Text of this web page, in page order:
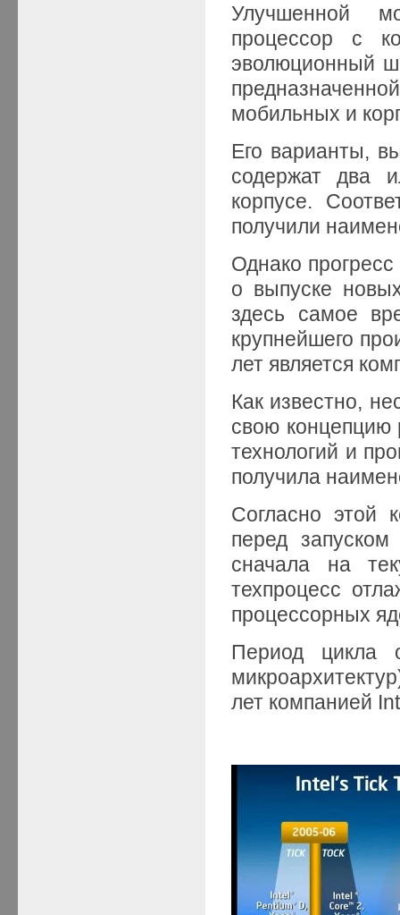
Улучшенной
процессор с
эволюционный
мобильных и
Его варианты,
содержат два
корпусе.
получили
Однако
о выпуске
здесь самое
крупнейшего
лет является
Как известно,
свою концепцию
технологий и
получила
Согласно этой
перед
сначала на
техпроцесс
процессорных
Период цикла
лет компанией